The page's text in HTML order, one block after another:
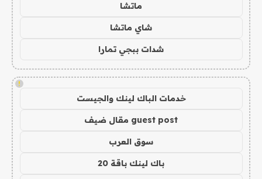
ماتشا
شاي ماتشا
شدات ببجي تمارا
!
خدمات الباك لينك والجيست
guest post مقال ضيف
سوق العرب
باك لينك باقة 20